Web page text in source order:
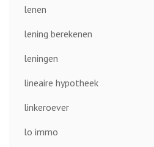
lenen
lening berekenen
leningen
lineaire hypotheek
linkeroever
lo immo